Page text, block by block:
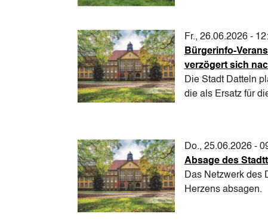
Fr., 26.06.2026 -
Bürgerinfo-
verzögert sich
Die Stadt Datteln
die als Ersatz für
Do., 25.06.2026 -
Absage des
Das Netzwerk des
Herzens absagen.